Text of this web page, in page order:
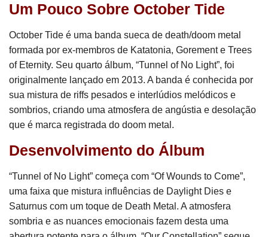
Um Pouco Sobre October Tide
October Tide é uma banda sueca de death/doom metal
formada por ex-membros de Katatonia, Gorement e Trees
of Eternity. Seu quarto álbum, “Tunnel of No Light”, foi
originalmente lançado em 2013. A banda é conhecida por
sua mistura de riffs pesados e interlúdios melódicos e
sombrios, criando uma atmosfera de angústia e desolação
que é marca registrada do doom metal.
Desenvolvimento do Álbum
“Tunnel of No Light” começa com “Of Wounds to Come”,
uma faixa que mistura influências de Daylight Dies e
Saturnus com um toque de Death Metal. A atmosfera
sombria e as nuances emocionais fazem desta uma